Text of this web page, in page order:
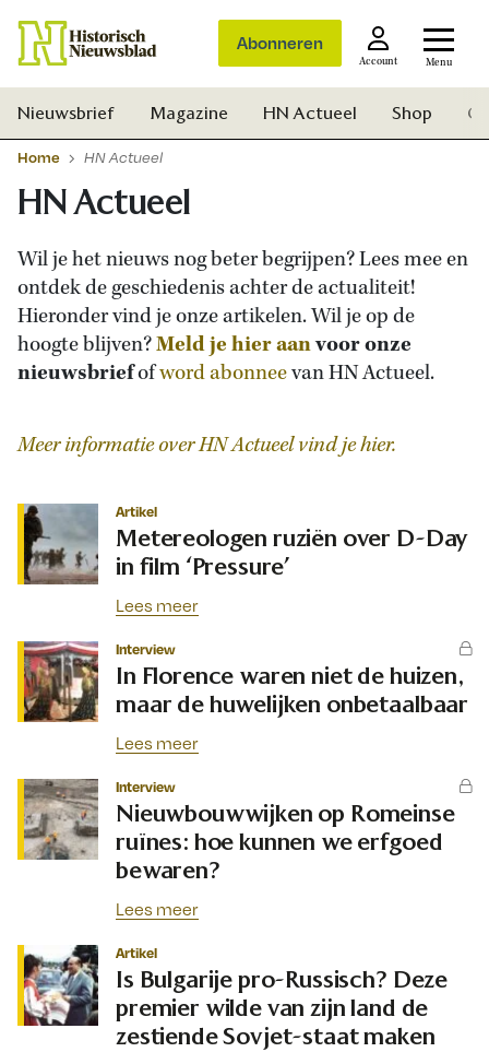
Abonneren
Account Menu
Nieuwsbrief Magazine HN Actueel Shop
Home HN Actueel
HN Actueel
Wil je het nieuws nog beter begrijpen? Lees mee en
ontdek de geschiedenis achter de actualiteit!
Hieronder vind je onze artikelen. Wil je op de
hoogte blijven?Meld je hier aanvoor onze
nieuwsbriefofword abonneevan HN Actueel.
Meer informatie over HN Actueel vind je hier.
Artikel
Metereologen ruziën over D-Day
in film ‘Pressure’
Lees meer
Interview
In Florence waren niet de huizen,
maar de huwelijken onbetaalbaar
Lees meer
Interview
Nieuwbouwwijken op Romeinse
ruïnes: hoe kunnen we erfgoed
bewaren?
Lees meer
Artikel
Is Bulgarije pro-Russisch? Deze
premier wilde van zijn land de
zestiende Sovjet-staat maken